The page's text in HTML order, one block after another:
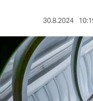
30.8.2024